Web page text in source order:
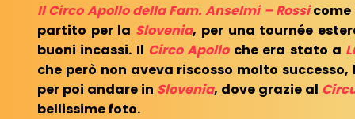
Il Circo Apollo della Fam. Anselmi – Rossicome
partito per la Slovenia, per una tournée
buoni incassi. Il Circo Apolloche era stato a
che però non aveva riscosso molto
per poi andare in Slovenia, dove grazie al
bellissime foto.